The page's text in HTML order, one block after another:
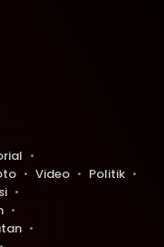
Video
Politik